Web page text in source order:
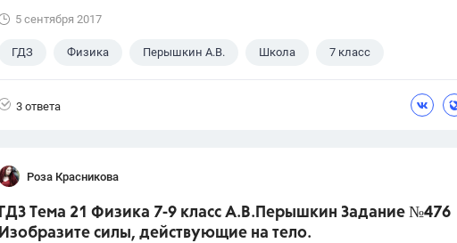
5 сентября 2017
ГДЗ Физика Перышкин А.В. Школа 7 класс
3 ответа
Роза Красникова
ГДЗ Тема 21 Физика 7-9 класс А.В.Перышкин Задание №476
Изобразите силы, действующие на тело.